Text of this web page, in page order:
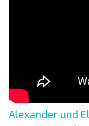
Alexander und